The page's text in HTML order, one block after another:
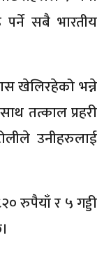
सबै भारतीय
खेलिरहेको भन्ने
तत्काल प्रहरी
उनीहरुलाई
रुपैयाँ र ५ गड्डी